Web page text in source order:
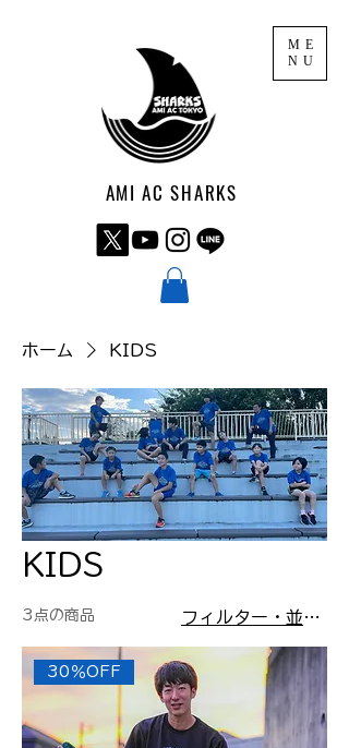
ME
NU
AMI AC SHARKS
ホーム KIDS
KIDS
3点の商品 フィルター・並び替え
30％OFF